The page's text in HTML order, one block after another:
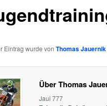
Eintrag wurde von Thomas Jauernik
Über Thomas
Jaui 777